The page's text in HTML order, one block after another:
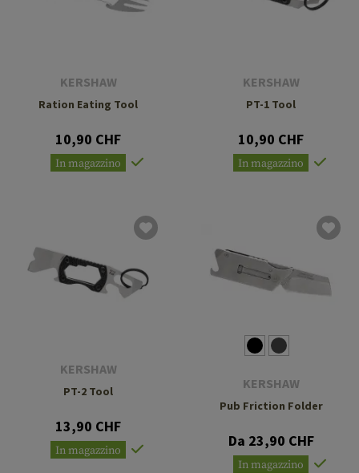
KERSHAW
Ration Eating Tool
10,90 CHF
In magazzino
KERSHAW
PT-1 Tool
10,90 CHF
In magazzino
KERSHAW
PT-2 Tool
13,90 CHF
In magazzino
KERSHAW
Pub Friction Folder
Da 23,90 CHF
In magazzino